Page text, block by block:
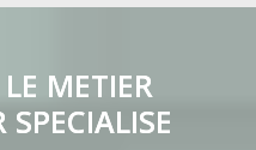
METIER